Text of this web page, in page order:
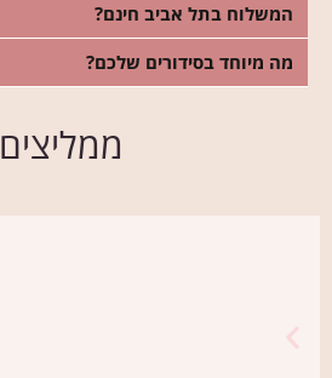
המשלוח בתל אביב חינם?
מה מיוחד בסידורים שלכם?
ממליצים